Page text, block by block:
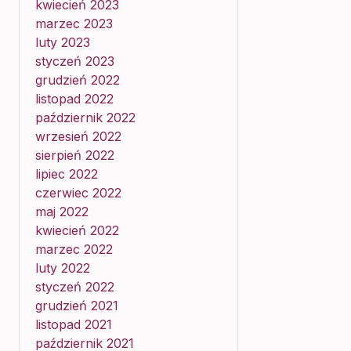
kwiecień 2023
marzec 2023
luty 2023
styczeń 2023
grudzień 2022
listopad 2022
październik 2022
wrzesień 2022
sierpień 2022
lipiec 2022
czerwiec 2022
maj 2022
kwiecień 2022
marzec 2022
luty 2022
styczeń 2022
grudzień 2021
listopad 2021
październik 2021